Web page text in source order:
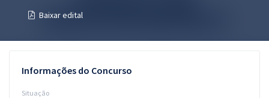
Questões grátis
Conteúdo gratuito
Baixar edital
Informações do Concurso
Situação